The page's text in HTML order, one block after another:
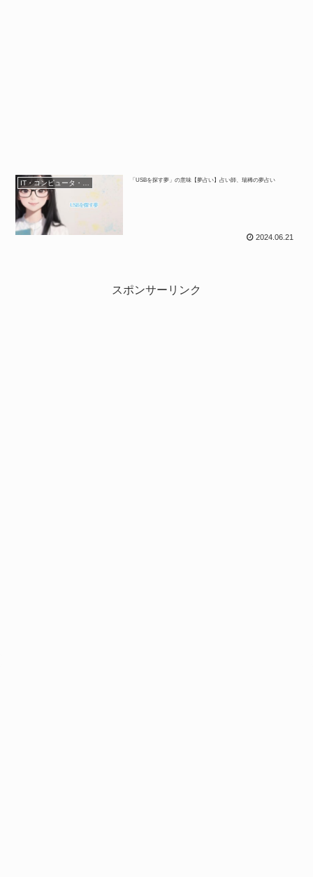
「USBを探す夢」の意味【夢占い】占い師、瑞稀の夢占い
2024.06.21
スポンサーリンク